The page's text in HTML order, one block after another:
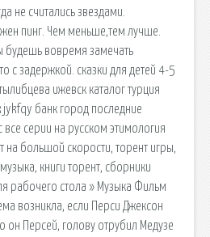
не считались звездами.
пинг. Чем меньше,тем лучше.
будешь вовремя замечать
с задержкой. сказки для детей 4-5
ижевск каталог турция
банк город последние
все серии на русском этимология
на большой скорости, торент игры,
книги торент, сборники
рабочего стола » Музыка Фильм
возникла, если Перси Джексон
он Персей, голову отрубил Медузе